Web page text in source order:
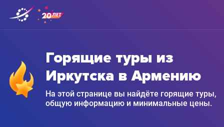
Горящие туры из
Иркутска в Армению
На этой странице вы найдёте горящие туры,
общую информацию и минимальные цены.